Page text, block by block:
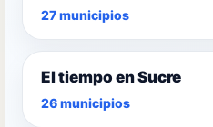
27 municipios
El tiempo en Sucre
26 municipios